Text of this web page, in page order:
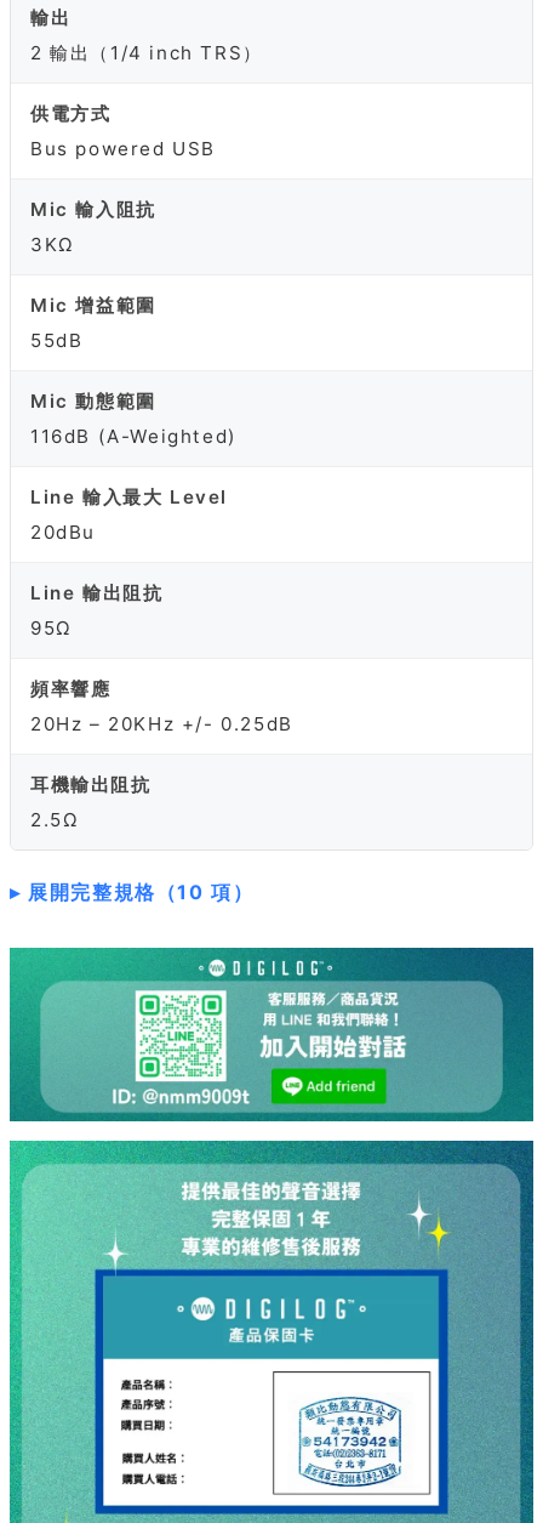
輸出
2 輸出（1/4 inch TRS）
供電方式
Bus powered USB
Mic 輸入阻抗
3KΩ
Mic 增益範圍
55dB
Mic 動態範圍
116dB (A-Weighted)
Line 輸入最大 Level
20dBu
Line 輸出阻抗
95Ω
頻率響應
20Hz – 20KHz +/- 0.25dB
耳機輸出阻抗
2.5Ω
展開完整規格（10 項）